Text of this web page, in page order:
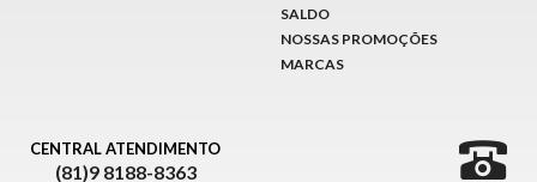
SALDO
NOSSAS PROMOÇÕES
MARCAS
CENTRAL ATENDIMENTO
(81)9 8188-8363